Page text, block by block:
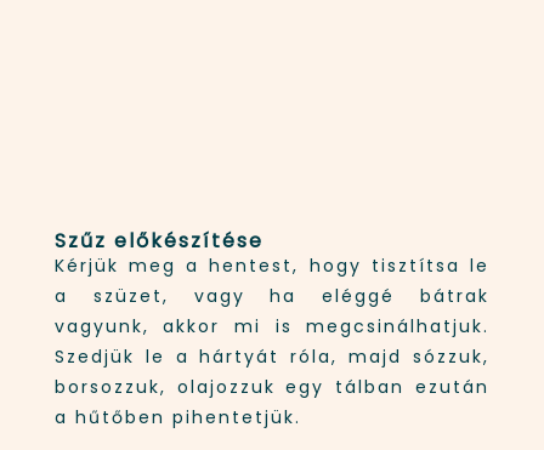
Szűz előkészítése
Kérjük meg a hentest, hogy tisztítsa le
a szüzet, vagy ha eléggé bátrak
vagyunk, akkor mi is megcsinálhatjuk.
Szedjük le a hártyát róla, majd sózzuk,
borsozzuk, olajozzuk egy tálban ezután
a hűtőben pihentetjük.